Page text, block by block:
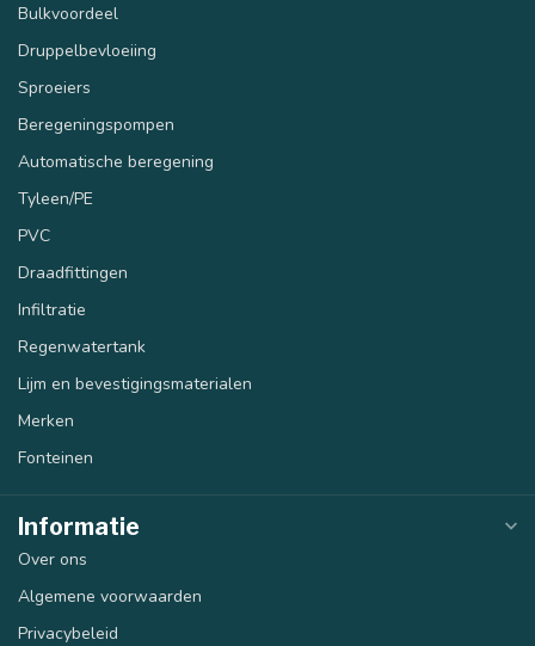
Bulkvoordeel
Druppelbevloeiing
Sproeiers
Beregeningspompen
Automatische beregening
Tyleen/PE
PVC
Draadfittingen
Infiltratie
Regenwatertank
Lijm en bevestigingsmaterialen
Merken
Fonteinen
Informatie
Over ons
Algemene voorwaarden
Privacybeleid